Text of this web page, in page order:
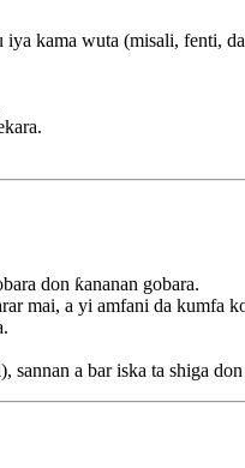
iya kama wuta (misali, fenti,
don ƙananan gobara.
mai, a yi amfani da kumfa
a bar iska ta shiga